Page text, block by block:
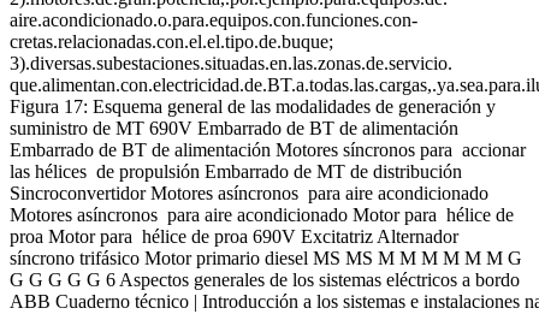
aire.acondicionado.o.para.equipos.con.funciones.con-
cretas.relacionadas.con.el.el.tipo.de.buque;
3).diversas.subestaciones.situadas.en.las.zonas.de.servicio.
Figura 17: Esquema general de las modalidades de generación y
suministro de MT 690V Embarrado de BT de alimentación
Embarrado de BT de alimentación Motores síncronos para accionar
las hélices de propulsión Embarrado de MT de distribución
Sincroconvertidor Motores asíncronos para aire acondicionado
Motores asíncronos para aire acondicionado Motor para hélice de
proa Motor para hélice de proa 690V Excitatriz Alternador
síncrono trifásico Motor primario diesel MS MS M M M M M M G
G G G G G 6 Aspectos generales de los sistemas eléctricos a bordo
ABB Cuaderno técnico | Introducción a los sistemas e instalaciones